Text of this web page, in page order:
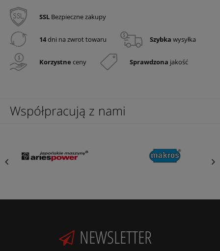
SSL Bezpieczne zakupy
14dni na zwrot towaru Szybka wysyłka
Korzystne ceny Sprawdzona jakość
Współpracują z nami
NEWSLETTER